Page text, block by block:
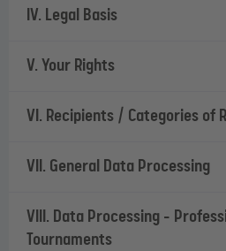
IV. Legal Basis
V. Your Rights
VI. Recipients / Categories of
VII. General Data Processing
VIII. Data Processing –
Tournaments